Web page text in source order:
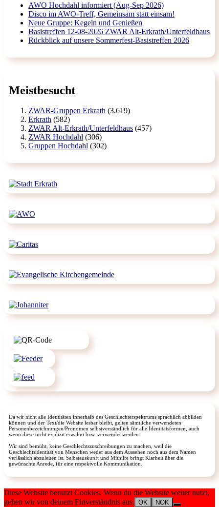
AWO Hochdahl informiert (Aug-Sep 2026)
Disco im AWO-Treff, Gemeinsam statt einsam!
Neue Gruppe: Kegeln und Genießen
Basistreffen 12-08-2026 ZWAR Alt-Erkrath/Unterfeldhaus
Rückblick auf unsere Sommerfest-Basistreffen 2026
Meistbesucht
ZWAR-Gruppen Erkrath (3.619)
Erkrath (582)
ZWAR Alt-Erkrath/Unterfeldhaus (457)
ZWAR Hochdahl (306)
Gruppen Hochdahl (302)
Da wir nicht alle Identitäten innerhalb des Geschlechterspektrums sprachlich abbilden
können und der Text/die Website lesbar bleibt, gelten sämtliche verwendeten
Personenbezeichnungen/Pronomen selbstverständlich für alle Identitätsformen, auch
wenn diese nicht explizit erwähnt bzw. verwendet werden.
Wir sind bemüht, keine Geschlechtszuschreibungen zu machen, weil die
Geschlechtsidentität von Menschen weder aus dem Aussehen noch aus dem Namen
verlässlich abzuleiten ist. Selbstauskunft und Mithilfe bringt Klarheit über die
gewünschte Anrede, für eine respektvolle Kommunikation.
Diese Website benutzt Cookies. Wenn du die Website weiter nutzt,
gehen wir von deinem Einverständnis aus. OK NOK